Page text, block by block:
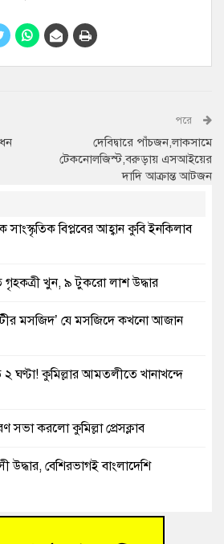
পরে
দেবিদ্বারে পাঁচজন,লাকসামে
টেকনোলজিস্ট,বরুড়ায় এসআইয়ের
দাদি আক্রান্ত আটজন
বিপ্লবের আহ্বান কুবি ইনকিলাব
গৃহকত্রী খুন, ৯ টুকরো লাশ উদ্ধার
মসজিদ’ যে মসজিদে কখনো আজান
২ ঘণ্টা! কুমিল্লার আমতলীতে খানাখন্দে
সভা করলো কুমিল্লা প্রেসক্লাব
উদ্ধার, বেশিরভাগই বাংলাদেশি
পর ফিশারির পুকুরে রিকশাচালকের মরদেহ